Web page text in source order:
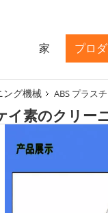
家 プロ
ング機械 ABS プラス
イ素のクリー